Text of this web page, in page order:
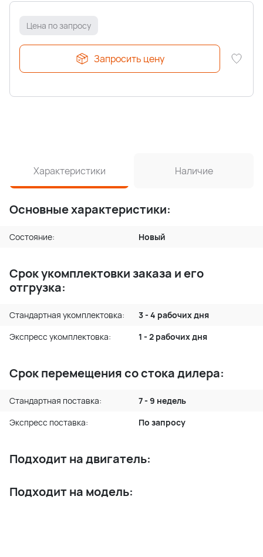
Цена по запросу
Запросить цену
Характеристики Наличие
Основные характеристики:
Состояние: Новый
Срок укомплектовки заказа и его
отгрузка:
Стандартная укомплектовка:
3 - 4 рабочих дня
Экспресс укомплектовка:
1 - 2 рабочих дня
Срок перемещения со стока дилера:
Стандартная поставка:
7 - 9 недель
Экспресс поставка:
По запросу
Подходит на двигатель:
Подходит на модель: